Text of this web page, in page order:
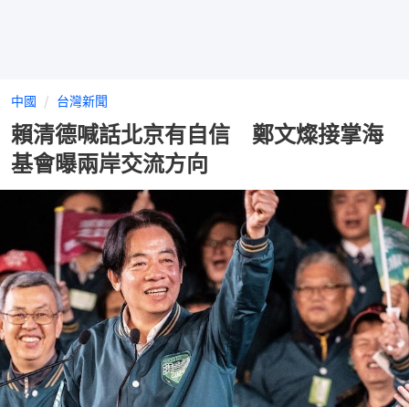
中國 台灣新聞
賴清德喊話北京有自信 鄭文燦接掌海
基會曝兩岸交流方向